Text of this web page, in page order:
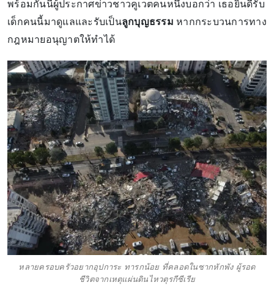
พร้อมกันนี้ผู้ประกาศข่าวชาวคูเวตคนหนึ่งบอกว่า เธอยินดีรับ
เด็กคนนี้มาดูแลและรับเป็นลูกบุญธรรม หากกระบวนการทาง
กฎหมายอนุญาตให้ทำได้
หลายครอบครัวอยากอุปการะ ทารกน้อย ที่คลอดในซากหักพัง ผู้รอด
ชีวิตจากเหตุแผ่นดินไหวตุรกีซีเรีย